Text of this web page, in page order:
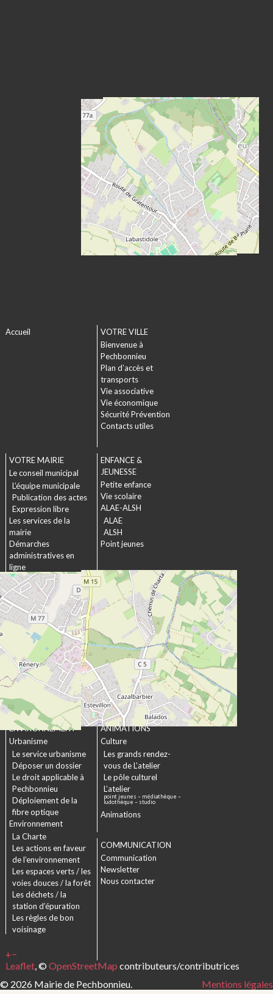
+−
Leaflet, © OpenStreetMap contributeurs/contributrices
Accueil
VOTRE VILLE
Bienvenue à
Pechbonnieu
Plan d’accès et
transports
Vie associative
Vie économique
Sécurité Prévention
Contacts utiles
VOTRE MAIRIE
Le conseil municipal
L’équipe municipale
Publication des actes
Expression libre
Les services de la
mairie
Démarches
administratives en
ligne
Formulaires
Marchés publics
ENFANCE &
JEUNESSE
Petite enfance
Vie scolaire
ALAE-ALSH
ALAE
ALSH
Point jeunes
SOCIAL &
SOLIDARITÉ
Actions municipales
La commission
intergénérationnelle
Maison de retraite La
chartreuse
Les établissements
médico-sociaux
Projet Se Canto
URBANISME &
ENVIRONNEMENT
Urbanisme
Le service urbanisme
Déposer un dossier
Le droit applicable à
Pechbonnieu
Déploiement de la
fibre optique
Environnement
La Charte
Les actions en faveur
de l’environnement
Les espaces verts / les
voies douces / la forêt
Les déchets / la
station d’épuration
Les règles de bon
voisinage
CULTURE &
ANIMATIONS
Culture
Les grands rendez-
vous de L’atelier
Le pôle culturel
L’atelier
point jeunes – médiathèque –
ludothèque – studio
Animations
COMMUNICATION
Communication
Newsletter
Nous contacter
© 2026 Mairie de Pechbonnieu. Mentions légales